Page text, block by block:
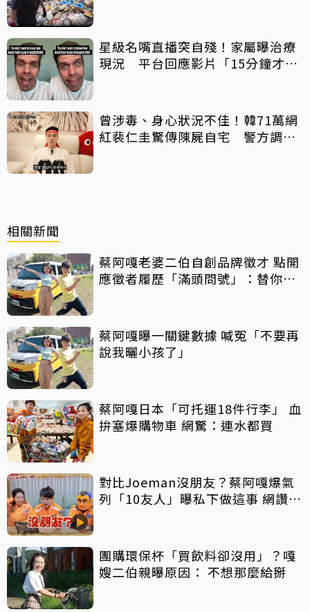
星級名嘴直播突自殘！家屬曝治療
現況 平台回應影片「15分鐘才下
曾涉毒、身心狀況不佳！韓71萬網
紅裴仁圭驚傳陳屍自宅 警方調查
相關新聞
蔡阿嘎老婆二伯自創品牌徵才 點開
應徵者履歷「滿頭問號」：替你可
蔡阿嘎曝一關鍵數據 喊冤「不要再
說我曬小孩了」
蔡阿嘎日本「可托運18件行李」 血
拚塞爆購物車 網驚：連水都買
對比Joeman沒朋友？蔡阿嘎爆氣
列「10友人」曝私下做這事 網讚：
團購環保杯「買飲料卻沒用」？嘎
嫂二伯親曝原因： 不想那麼給掰